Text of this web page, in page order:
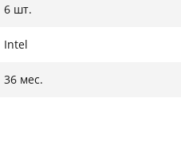
6 шт.
Intel
36 мес.